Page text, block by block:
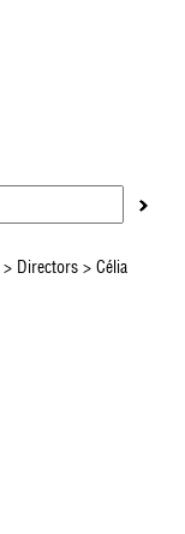
> Directors> Célia